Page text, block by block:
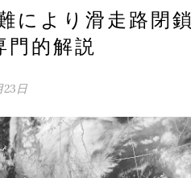
により滑走路閉鎖
門的解説
23日